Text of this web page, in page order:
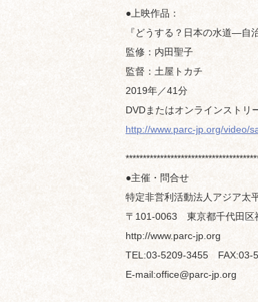
●上映作品：
『どうする？日本の水道—自
監修：内田聖子
監督：土屋トカチ
2019年／41分
DVDまたはオンラインストリ
http://www.parc-jp.org/video/
●主催・問合せ
特定非営利活動法人アジア太
〒101-0063 東京都千代田区
http://www.parc-jp.org
TEL:03-5209-3455 FAX:03-
E-mail:office@parc-jp.org